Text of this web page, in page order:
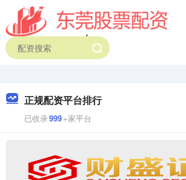
正规配资平台排行
已收录999+家平台